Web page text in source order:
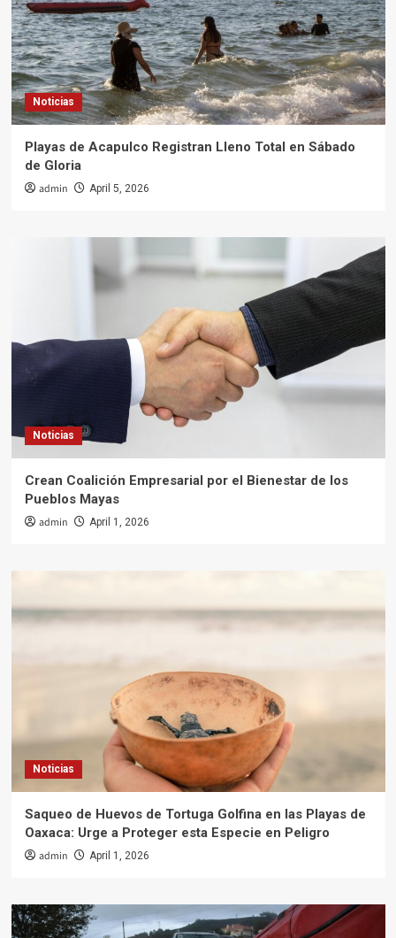
Noticias
Playas de Acapulco Registran Lleno Total en Sábado
de Gloria
admin April 5, 2026
Noticias
Crean Coalición Empresarial por el Bienestar de los
Pueblos Mayas
admin April 1, 2026
Noticias
Saqueo de Huevos de Tortuga Golfina en las Playas de
Oaxaca: Urge a Proteger esta Especie en Peligro
admin April 1, 2026